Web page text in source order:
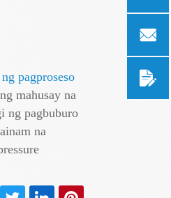
pagproseso
mahusay na
ng pagbuburo
na